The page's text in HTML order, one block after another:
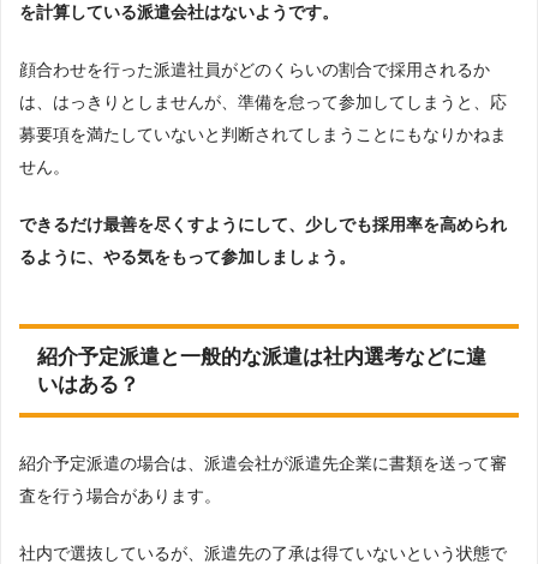
を計算している派遣会社はないようです。
顔合わせを行った派遣社員がどのくらいの割合で採用されるか
は、はっきりとしませんが、準備を怠って参加してしまうと、応
募要項を満たしていないと判断されてしまうことにもなりかねま
せん。
できるだけ最善を尽くすようにして、少しでも採用率を高められ
るように、やる気をもって参加しましょう。
紹介予定派遣と一般的な派遣は社内選考などに違
いはある？
紹介予定派遣の場合は、派遣会社が派遣先企業に書類を送って審
査を行う場合があります。
社内で選抜しているが、派遣先の了承は得ていないという状態で